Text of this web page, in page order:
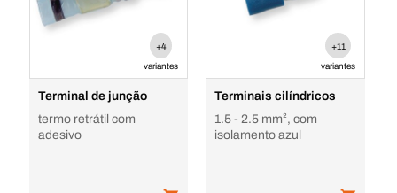
+4
variantes
Terminal de junção
termo retrátil com
adesivo
+11
variantes
Terminais cilíndricos
1.5 - 2.5 mm², com
isolamento azul